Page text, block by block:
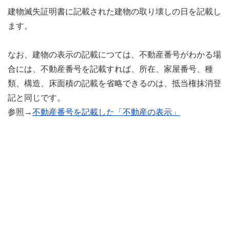
建物滅失証明書に記載された建物の取り壊しの日を記載し
ます。
なお、建物の表示の記載につては、不動産番号がわかる場
合には、不動産番号を記載すれば、所在、家屋番号、種
類、構造、床面積の記載を省略できるのは、抵当権抹消登
記と同じです。
参照→不動産番号を記載した「不動産の表示」